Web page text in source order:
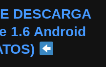
DESCARGA
1.6 Android